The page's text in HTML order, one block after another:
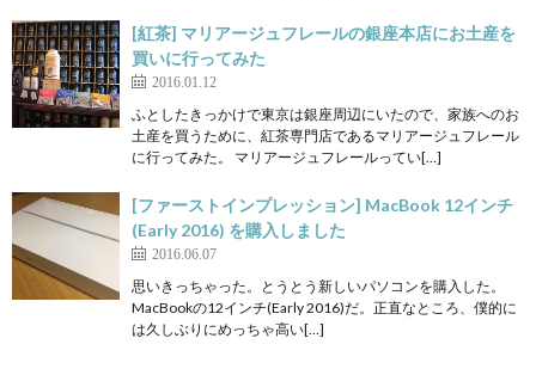
[紅茶] マリアージュフレールの銀座本店にお土産を
買いに行ってみた
2016.01.12
ふとしたきっかけで東京は銀座周辺にいたので、家族へのお
土産を買うために、紅茶専門店であるマリアージュフレール
に行ってみた。 マリアージュフレールってい[…]
[ファーストインプレッション] MacBook 12インチ
(Early 2016) を購入しました
2016.06.07
思いきっちゃった。とうとう新しいパソコンを購入した。
MacBookの12インチ(Early 2016)だ。正直なところ、僕的に
は久しぶりにめっちゃ高い[…]